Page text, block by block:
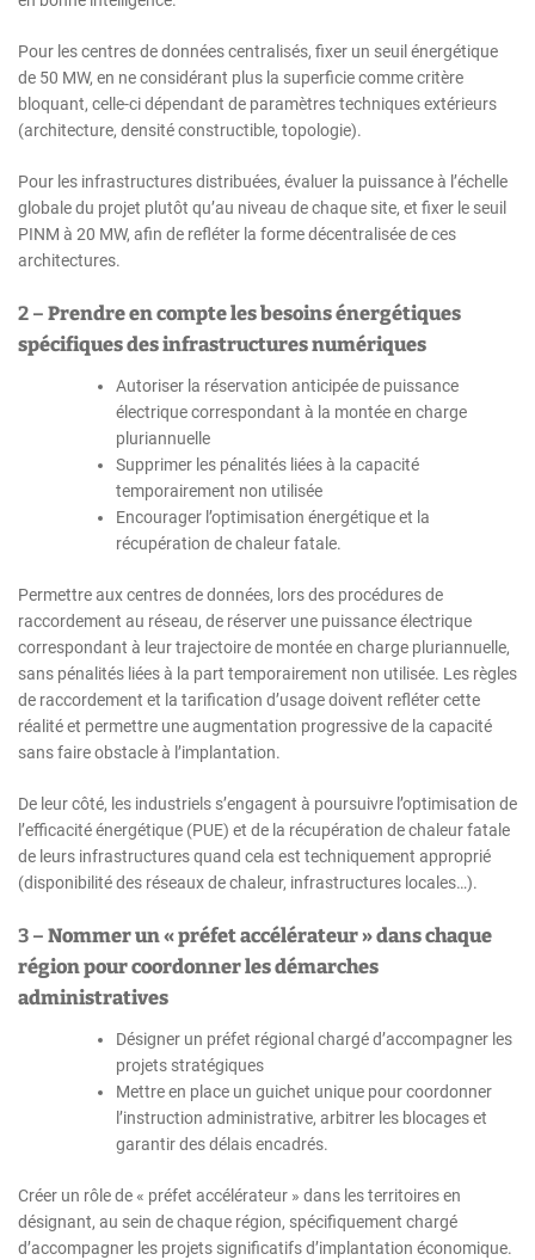
Pour les centres de données centralisés, fixer un seuil énergétique
de 50 MW, en ne considérant plus la superficie comme critère
bloquant, celle-ci dépendant de paramètres techniques extérieurs
(architecture, densité constructible, topologie).
Pour les infrastructures distribuées, évaluer la puissance à l’échelle
globale du projet plutôt qu’au niveau de chaque site, et fixer le seuil
PINM à 20 MW, afin de refléter la forme décentralisée de ces
architectures.
2 – Prendre en compte les besoins énergétiques
spécifiques des infrastructures numériques
Autoriser la réservation anticipée de puissance
électrique correspondant à la montée en charge
pluriannuelle
Supprimer les pénalités liées à la capacité
temporairement non utilisée
Encourager l’optimisation énergétique et la
récupération de chaleur fatale.
Permettre aux centres de données, lors des procédures de
raccordement au réseau, de réserver une puissance électrique
correspondant à leur trajectoire de montée en charge pluriannuelle,
sans pénalités liées à la part temporairement non utilisée. Les règles
de raccordement et la tarification d’usage doivent refléter cette
réalité et permettre une augmentation progressive de la capacité
sans faire obstacle à l’implantation.
De leur côté, les industriels s’engagent à poursuivre l’optimisation de
l’efficacité énergétique (PUE) et de la récupération de chaleur fatale
de leurs infrastructures quand cela est techniquement approprié
(disponibilité des réseaux de chaleur, infrastructures locales…).
3 – Nommer un « préfet accélérateur » dans chaque
région pour coordonner les démarches
administratives
Désigner un préfet régional chargé d’accompagner les
projets stratégiques
Mettre en place un guichet unique pour coordonner
l’instruction administrative, arbitrer les blocages et
garantir des délais encadrés.
Créer un rôle de « préfet accélérateur » dans les territoires en
désignant, au sein de chaque région, spécifiquement chargé
d’accompagner les projets significatifs d’implantation économique.